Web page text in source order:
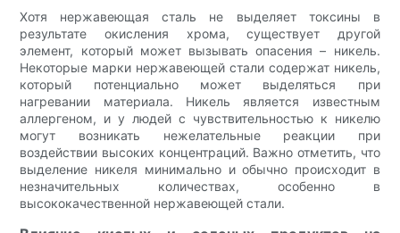
Хотя нержавеющая сталь не выделяет токсины в
результате окисления хрома, существует другой
элемент, который может вызывать опасения – никель.
Некоторые марки нержавеющей стали содержат никель,
который потенциально может выделяться при
нагревании материала. Никель является известным
аллергеном, и у людей с чувствительностью к никелю
могут возникать нежелательные реакции при
воздействии высоких концентраций. Важно отметить, что
выделение никеля минимально и обычно происходит в
незначительных количествах, особенно в
высококачественной нержавеющей стали.